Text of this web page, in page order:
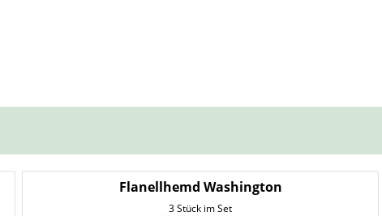
Flanellhemd Washington
3 Stück im Set